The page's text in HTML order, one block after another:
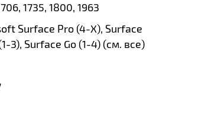
1735, 1800, 1963
Surface Pro (4-X), Surface
3), Surface Go (1-4) (см. все)